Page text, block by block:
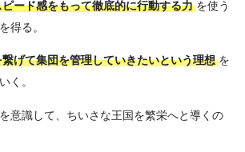
ピード感をもって徹底的に行動する力 を使う
得る。
げて集団を管理していきたいという理想 を
く。
意識して、ちいさな王国を繁栄へと導くの